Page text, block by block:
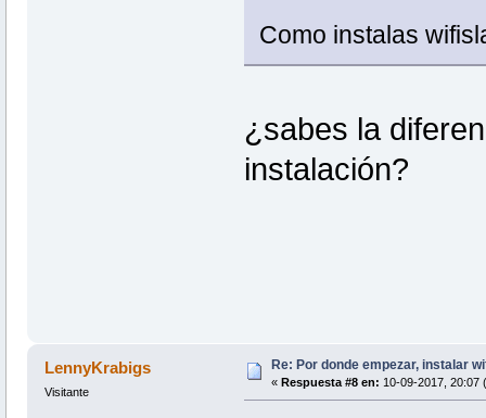
Como instalas
¿sabes la
instalación?
LennyKrabigs
Visitante
Re: Por donde empezar, instalar
« Respuesta #8 en: 10-09-2017, 20:07